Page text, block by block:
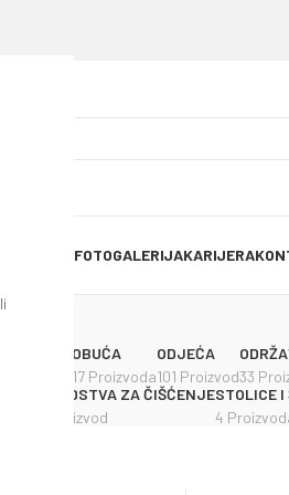
OBJAVE FOTOGALERIJAKARIJERA
OBUĆA
17 Proizvoda
ODJEĆA
101 Proizvod33
SREDSTVA ZA ČIŠĆENJE
1 Proizvod
STOLICE I
4